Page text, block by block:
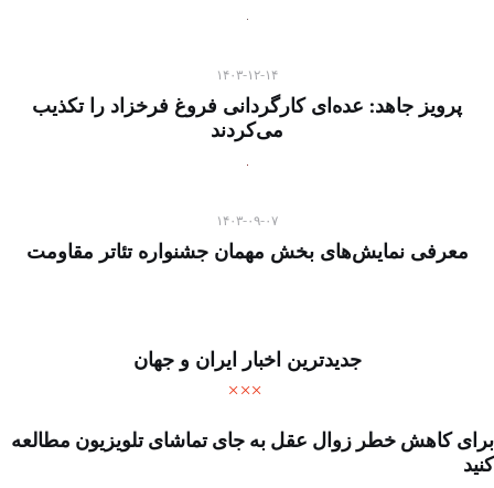
۱۴۰۳-۱۲-۱۴
پرویز جاهد: عده‌ای کارگردانی فروغ فرخزاد را تکذیب
می‌کردند
۱۴۰۳-۰۹-۰۷
معرفی نمایش‌های بخش مهمان جشنواره تئاتر مقاومت
جدیدترین اخبار ایران و جهان
برای کاهش خطر زوال عقل به جای تماشای تلویزیون مطالعه
کنید